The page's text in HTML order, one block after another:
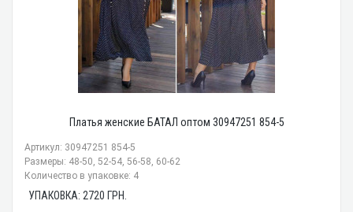
Платья женские БАТАЛ оптом 30947251 854-5
Артикул: 30947251 854-5
Размеры: 48-50, 52-54, 56-58, 60-62
Количество в упаковке: 4
УПАКОВКА: 2720 ГРН.